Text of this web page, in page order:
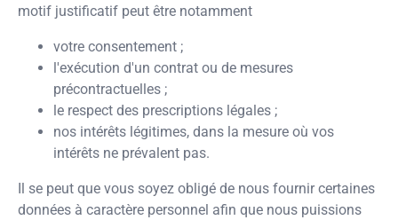
motif justificatif peut être notamment
votre consentement ;
l'exécution d'un contrat ou de mesures
précontractuelles ;
le respect des prescriptions légales ;
nos intérêts légitimes, dans la mesure où vos
intérêts ne prévalent pas.
Il se peut que vous soyez obligé de nous fournir certaines
données à caractère personnel afin que nous puissions